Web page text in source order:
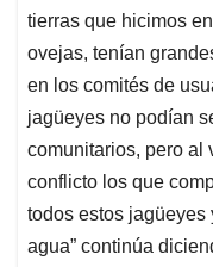
tierras que hicimos
ovejas, tenían
en los comités de
jagüeyes no podían
comunitarios, pero al
conflicto los que
todos estos jagüeyes
agua” continúa